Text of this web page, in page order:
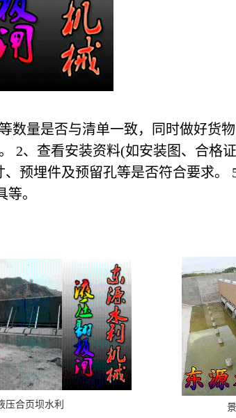
数量是否与清单一致，同时做好货
2、查看安装资料(如安装图、合格
预埋件及预留孔等是否符合要求
。
压合页坝水利